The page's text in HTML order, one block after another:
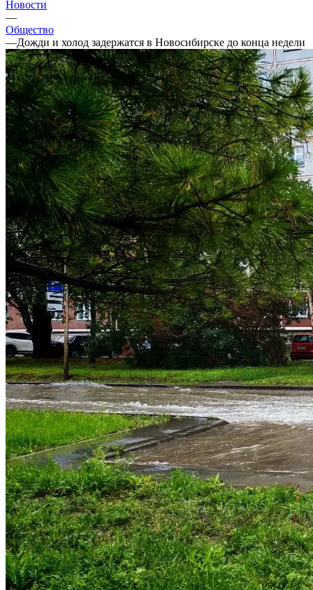
Новости
—
Общество
—Дожди и холод задержатся в Новосибирске до конца недели